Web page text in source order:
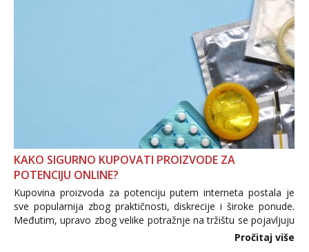
KAKO SIGURNO KUPOVATI PROIZVODE ZA
POTENCIJU ONLINE?
Kupovina proizvoda za potenciju putem interneta postala je
sve popularnija zbog praktičnosti, diskrecije i široke ponude.
Međutim, upravo zbog velike potražnje na tržištu se pojavljuju
i brojni krivotvoreni proizvodi, nepouzdane internetske
Pročitaj više